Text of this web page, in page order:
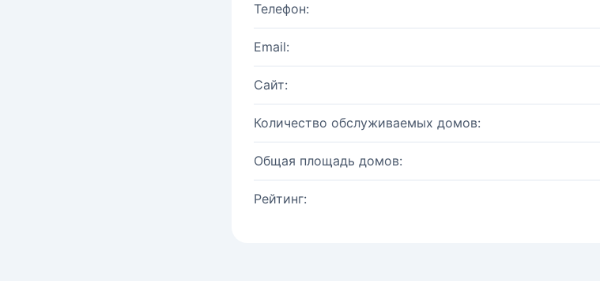
Телефон:
Email:
Сайт:
Количество обслуживаемых домов:
Общая площадь домов:
Рейтинг: